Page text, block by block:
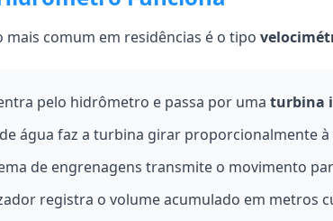
comum em residências é o tipo
pelo hidrômetro e passa por uma turbina
água faz a turbina girar proporcionalmente à
de engrenagens transmite o movimento
registra o volume acumulado em metros